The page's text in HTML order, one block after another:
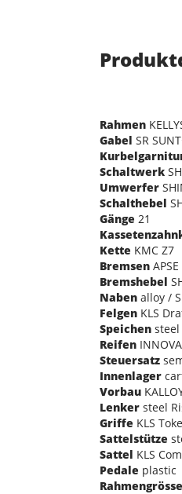
Rahmen
Gabel SR
Schaltwerk
Umwerfer
Schalthebel
Gänge 21
Kette KMC Z7
Bremsen
Bremshebel
Naben alloy /
Felgen KLS
Speichen steel
Reifen
Steuersatz
Innenlager
Vorbau
Lenker steel
Griffe KLS
Sattelstütze
Sattel KLS
Pedale plastic